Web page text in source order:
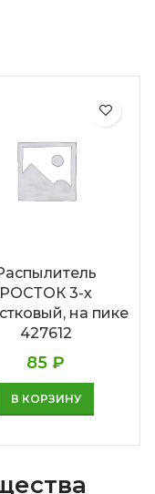
РОСТОК 3-х
на пике
427612
85₽
В КОРЗИНУ